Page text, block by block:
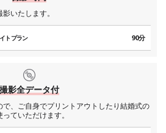
いたします。
トプラン 90分
撮影全データ付
、ご自身でプリントアウトしたり結婚式の
ていただけます。